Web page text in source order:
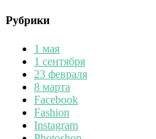
Рубрики
1 мая
1 сентября
23 февраля
8 марта
Facebook
Fashion
Instagram